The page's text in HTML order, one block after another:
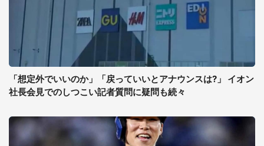
「想定外でいいのか」「戻っていいとアナウンスは?」 イオン
社長会見でのしつこい記者質問に疑問も続々